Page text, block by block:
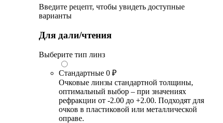
Введите рецепт, чтобы увидеть доступные
варианты
Для дали/чтения
Выберите тип линз
Стандартные 0 ₽
Очковые линзы стандартной толщины,
оптимальный выбор – при значениях
рефракции от -2.00 до +2.00. Подходят для
очков в пластиковой или металлической
оправе.